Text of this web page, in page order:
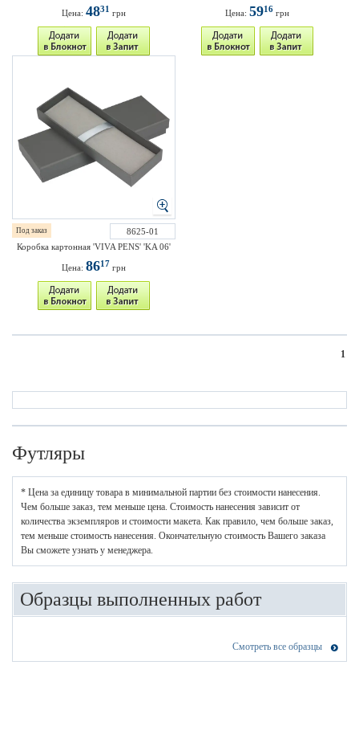
Цена: 4831 грн Цена: 5916 грн
Под заказ
8625-01
Коробка картонная 'VIVA PENS' 'KA 06'
Цена: 8617 грн
1
Футляры
* Цена за единицу товара в минимальной партии без стоимости нанесения.
Чем больше заказ, тем меньше цена. Стоимость нанесения зависит от
количества экземпляров и стоимости макета. Как правило, чем больше заказ,
тем меньше стоимость нанесения. Окончательную стоимость Вашего заказа
Вы сможете узнать у менеджера.
Образцы выполненных работ
Смотреть все образцы